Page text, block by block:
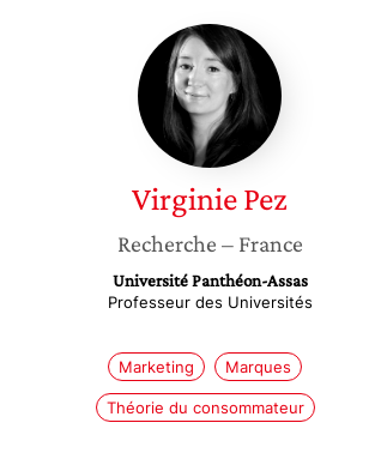
Virginie
Pez
VirginiePez
Recherche – France
Université Panthéon-Assas
Professeur des Universités
Marketing Marques
Théorie du consommateur